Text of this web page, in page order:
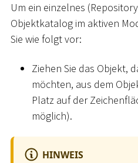
Um ein einzelnes
Objektkatalog im aktiven
Sie wie folgt vor:
Ziehen Sie das Objekt,
möchten, aus dem
Platz auf der
möglich).
HINWEIS